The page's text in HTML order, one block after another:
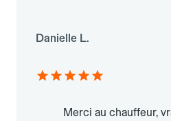
Danielle L.
Merci au chauffeur,